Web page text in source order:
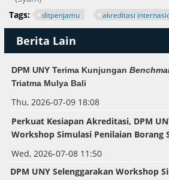
Tags:
ditpenjamu akreditasi
Berita Lain
DPM UNY Terima Kunjungan
Triatma Mulya Bali
Thu, 2026-07-09 18:08
Perkuat Kesiapan Akreditasi, DPM
Workshop Simulasi Penilaian Borang
Wed, 2026-07-08 11:50
DPM UNY Selenggarakan Workshop